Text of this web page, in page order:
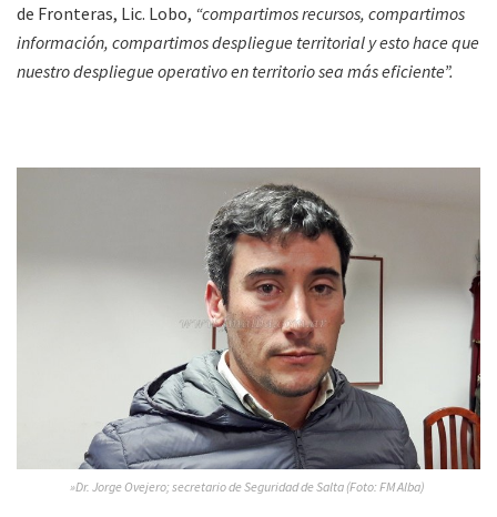
de Fronteras, Lic. Lobo, “compartimos recursos, compartimos
información, compartimos despliegue territorial y esto hace que
nuestro despliegue operativo en territorio sea más eficiente”.
»Dr. Jorge Ovejero; secretario de Seguridad de Salta (Foto: FM Alba)